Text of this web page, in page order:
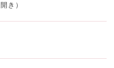
き）